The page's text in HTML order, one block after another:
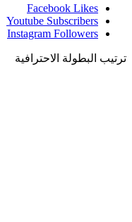
Facebook Likes
Youtube Subscribers
Instagram Followers
ترتيب البطولة الاحترافية